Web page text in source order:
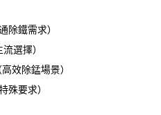
除鐵需求）
選擇）
效除錳場景）
殊要求）